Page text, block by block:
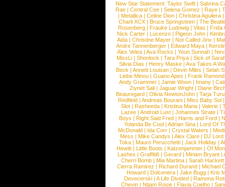
New Star Statement: Taylor Swift | Sabrina
Rae |Central Cee |Selena Gomez |Raye |
| Metallica | Celine Dion | Christina Aguilera |
Charli XCX |Bruce Springsteen |The
Rosenberg | Frauke Ludowig | Vitas | Frida
Nick Carter | Lucenzo | Pigeon John |
Aida |Christine Mayer |Not Called Jinx |
Andre Tannenberger | Edward Maya |
Alex Velea | Ava Rocks | Youn Sunnah |
MissLi | Shonlock | Tara Priya | Sick of
Silvia Dias |Henry Maske |Ava Takes A
Beck |Annett Louisan |Devin Miles |Selah
Liebe Minou |Guano Apes |Frank Ramond
Andy Grammer |Jamie Woon | Imany |
Ziynet Sali |Jaguar Wright |Diane
Beauregard |Olivia NewtonJohn |Tarja
Redfield | Andreas Bourani | Miss Baby Sol
Slot | Rasheeda | Kristina Maria | Valerie |
Lazee | Android Lust | Johannes Strate |
Boys | Right Said Fred | Harris and Ford |
Yolanda Be Cool |Adrian Sina |Lord Of
McDonald | Ida Corr |Crystal Waters |
Mess | Mike Candys | Alex Clare | DJ Lord
Toka | Mauro Perucchetti | Jack Holiday |
Hewitt |Little Boots |Katzenjammer |Of
Lashes |Graffiti6 |Gerard |Miriam Bryant |
Cherri Bomb | Mia Martina | Sarah Hackett
Cierra Ramirez | Richard Durand | Michael
Howard |Dolcenera |Jake Bugg |Kris
Devecerski |A Life Divided |Ramona
Chevin |Ntjam Rosie |Flavia Coelho |